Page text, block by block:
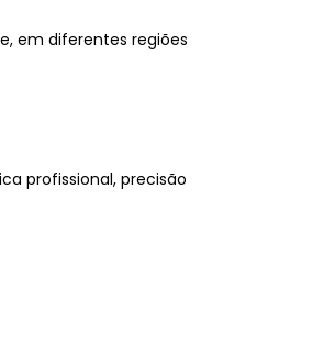
em diferentes regiões
profissional, precisão